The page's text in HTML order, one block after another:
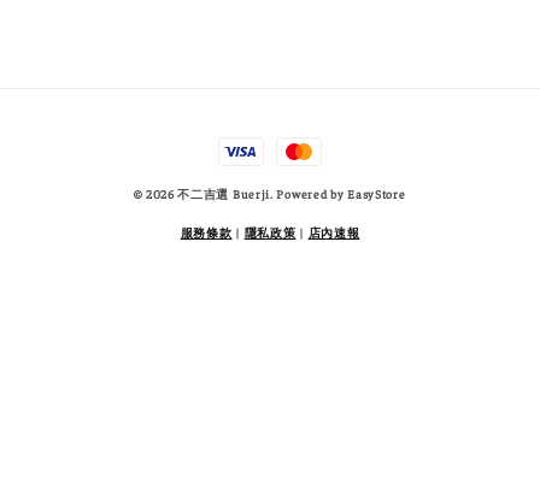
© 2026 不二吉選 Buerji. Powered byEasyStore
服務條款 | 隱私政策 | 店內速報